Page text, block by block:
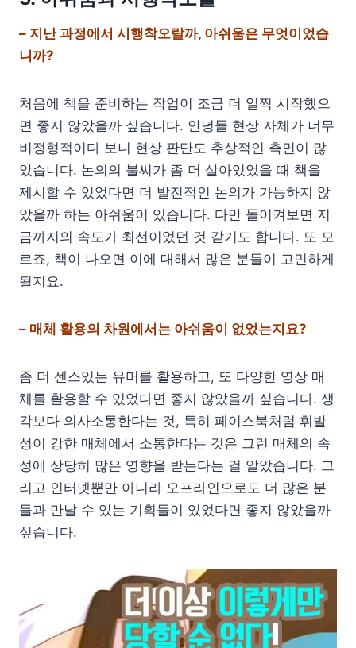
– 지난 과정에서 시행착오랄까, 아쉬움은 무엇이었습
니까?
처음에 책을 준비하는 작업이 조금 더 일찍 시작했으
면 좋지 않았을까 싶습니다. 안녕들 현상 자체가 너무
비정형적이다 보니 현상 판단도 추상적인 측면이 많
았습니다. 논의의 불씨가 좀 더 살아있었을 때 책을
제시할 수 있었다면 더 발전적인 논의가 가능하지 않
았을까 하는 아쉬움이 있습니다. 다만 돌이켜보면 지
금까지의 속도가 최선이었던 것 같기도 합니다. 또 모
르죠, 책이 나오면 이에 대해서 많은 분들이 고민하게
될지요.
– 매체 활용의 차원에서는 아쉬움이 없었는지요?
좀 더 센스있는 유머를 활용하고, 또 다양한 영상 매
체를 활용할 수 있었다면 좋지 않았을까 싶습니다. 생
각보다 의사소통한다는 것, 특히 페이스북처럼 휘발
성이 강한 매체에서 소통한다는 것은 그런 매체의 속
성에 상당히 많은 영향을 받는다는 걸 알았습니다. 그
리고 인터넷뿐만 아니라 오프라인으로도 더 많은 분
들과 만날 수 있는 기획들이 있었다면 좋지 않았을까
싶습니다.